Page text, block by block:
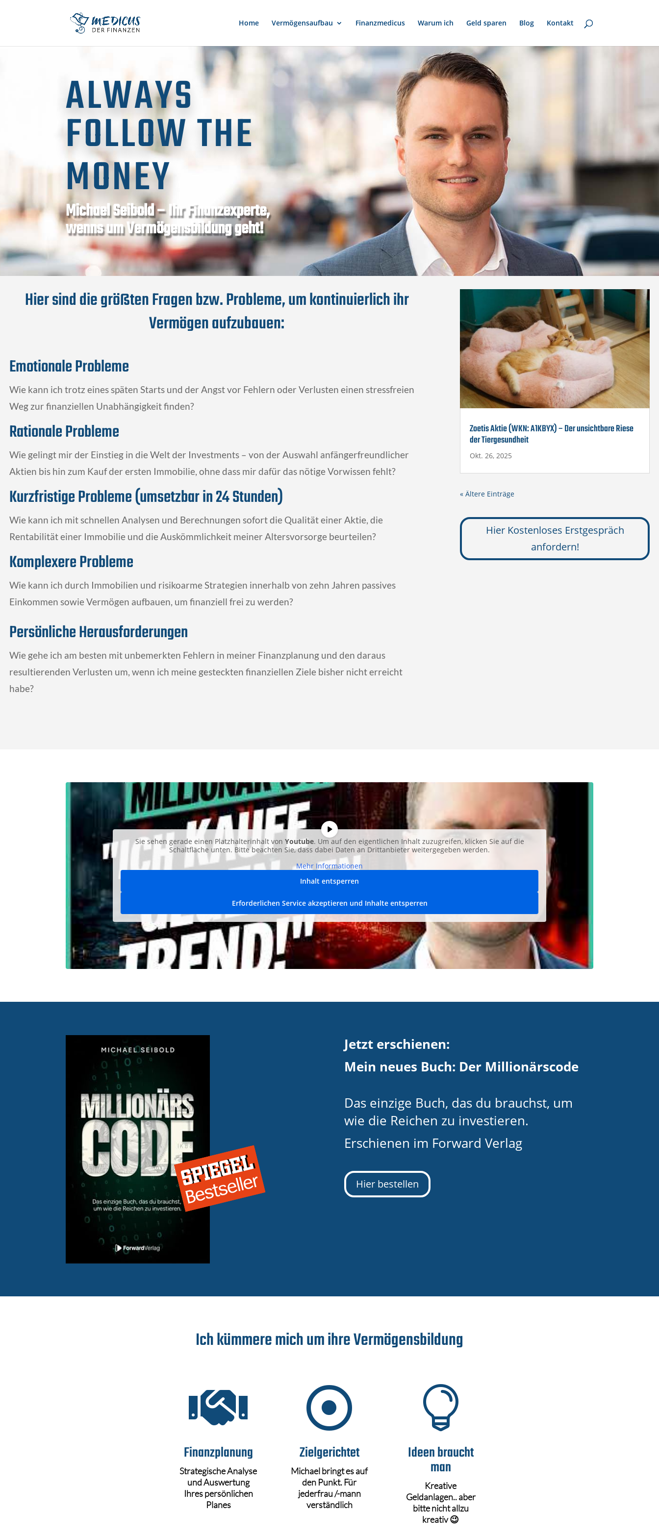
Home Vermögensaufbau Finanzmedicus Warum ich Geld sparen Blog Kontakt
ALWAYS
FOLLOW THE
MONEY
Michael Seibold – Ihr Finanzexperte,
wenns um Vermögensbildung geht!
Hier sind die größten Fragen bzw. Probleme, um kontinuierlich ihr
Vermögen aufzubauen:
Emotionale Probleme
Wie kann ich trotz eines späten Starts und der Angst vor Fehlern oder Verlusten einen stressfreien
Weg zur finanziellen Unabhängigkeit finden?
Rationale Probleme
Wie gelingt mir der Einstieg in die Welt der Investments – von der Auswahl anfängerfreundlicher
Aktien bis hin zum Kauf der ersten Immobilie, ohne dass mir dafür das nötige Vorwissen fehlt?
Kurzfristige Probleme (umsetzbar in 24 Stunden)
Wie kann ich mit schnellen Analysen und Berechnungen sofort die Qualität einer Aktie, die
Rentabilität einer Immobilie und die Auskömmlichkeit meiner Altersvorsorge beurteilen?
Komplexere Probleme
Wie kann ich durch Immobilien und risikoarme Strategien innerhalb von zehn Jahren passives
Einkommen sowie Vermögen aufbauen, um finanziell frei zu werden?
Persönliche Herausforderungen
Wie gehe ich am besten mit unbemerkten Fehlern in meiner Finanzplanung und den daraus
resultierenden Verlusten um, wenn ich meine gesteckten finanziellen Ziele bisher nicht erreicht
habe?
Zoetis Aktie (WKN: A1KBYX) – Der unsichtbare Riese
der Tiergesundheit
Okt. 26, 2025
« Ältere Einträge
Hier Kostenloses Erstgespräch
anfordern!
Sie sehen gerade einen Platzhalterinhalt von Youtube. Um auf den eigentlichen Inhalt zuzugreifen, klicken Sie auf die
Schaltfläche unten. Bitte beachten Sie, dass dabei Daten an Drittanbieter weitergegeben werden.
Mehr Informationen
Inhalt entsperren
Erforderlichen Service akzeptieren und Inhalte entsperren
Jetzt erschienen:
Mein neues Buch: Der Millionärscode
Das einzige Buch, das du brauchst, um
wie die Reichen zu investieren.
Erschienen im Forward Verlag
Hier bestellen
Ich kümmere mich um ihre Vermögensbildung

Finanzplanung
Strategische Analyse
und Auswertung
Ihres persönlichen
Planes

Zielgerichtet
Michael bringt es auf
den Punkt. Für
jederfrau /-mann
verständlich

Ideen braucht
man
Kreative
Geldanlagen.. aber
bitte nicht allzu
kreativ 😉